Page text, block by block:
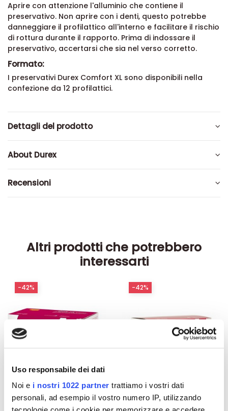
Uso responsabile dei dati
Noi e i nostri 1022 partner trattiamo i vostri dati
personali, ad esempio il vostro numero IP, utilizzando
Aprire con attenzione l'alluminio che contiene il
preservativo. Non aprire con i denti, questo potrebbe
danneggiare il profilattico all'interno e facilitare il rischio
di rottura durante il rapporto. Prima di indossare il
preservativo, accertarsi che sia nel verso corretto.
Formato:
I preservativi Durex Comfort XL sono disponibili nella
confezione da 12 profilattici.
Dettagli del prodotto
About Durex
Recensioni
Altri prodotti che potrebbero
interessarti
-42% -42%